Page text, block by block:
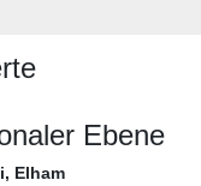
Ebene
Elham